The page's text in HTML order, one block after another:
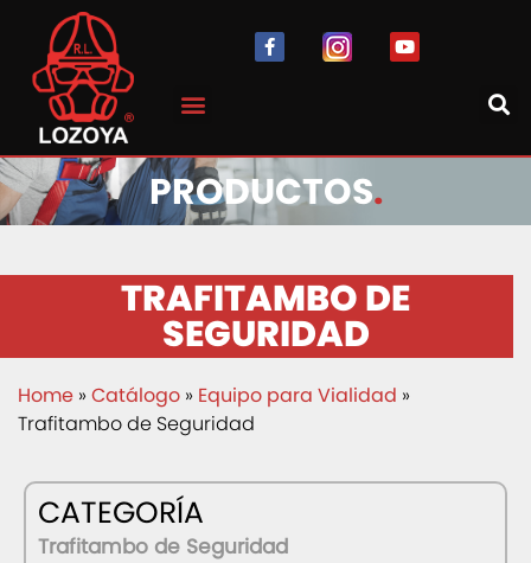
PRODUCTOS.
TRAFITAMBO DE
SEGURIDAD
Home » Catálogo » Equipo para Vialidad »
Trafitambo de Seguridad
CATEGORÍA
Trafitambo de Seguridad